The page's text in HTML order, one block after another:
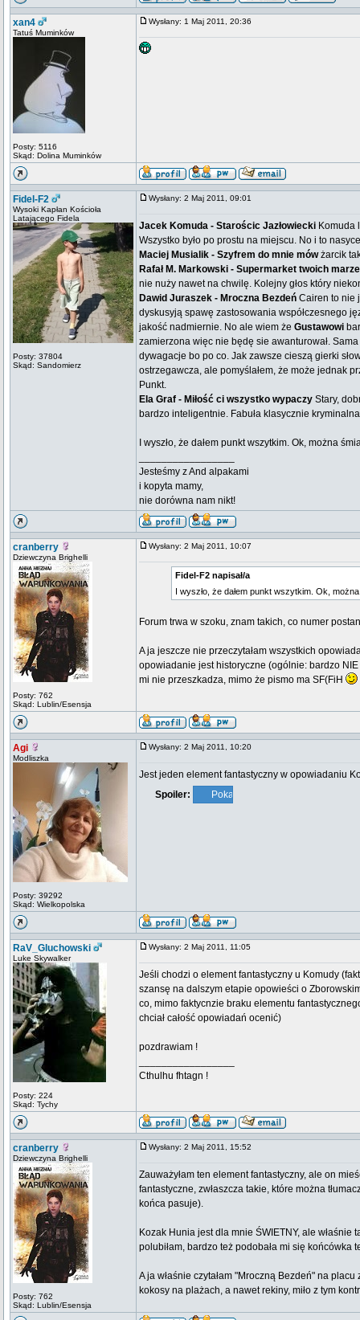
xan4
Tatuś Muminków
Posty: 5116
Skąd: Dolina Muminków
Wysłany: 1 Maj 2011, 20:36
Fidel-F2
Wysoki Kapłan Kościoła
Latającego Fidela
Posty: 37804
Skąd: Sandomierz
Wysłany: 2 Maj 2011, 09:01
Jacek Komuda - Starościc Jazłowiecki Komuda
Wszystko było po prostu na miejscu. No i to
Maciej Musialik - Szyfrem do mnie mówżarcik
Rafał M. Markowski - Supermarket twoich
nie nuży nawet na chwilę. Kolejny głos który
Dawid Juraszek - Mroczna Bezdeń Cairen to nie
dyskusyją spawę zastosowania współczesnego
jakość nadmiernie. No ale wiem że Gustawowi
zamierzona więc nie będę sie awanturował.
dywagacje bo po co. Jak zawsze cieszą gierki
ostrzegawcza, ale pomyślałem, że może jednak
Punkt.
Ela Graf - Miłość ci wszystko wypaczy Stary,
bardzo inteligentnie. Fabuła klasycznie
I wyszło, że dałem punkt wszytkim. Ok, można
Jesteśmy z And alpakami
i kopyta mamy,
nie dorówna nam nikt!
cranberry
Dziewczyna Brighelli
Posty: 762
Skąd: Lublin/Esensja
Wysłany: 2 Maj 2011, 10:07
Fidel-F2 napisał/a
I wyszło, że dałem punkt wszytkim. Ok,
Forum trwa w szoku, znam takich, co numer
A ja jeszcze nie przeczytałam wszystkich
opowiadanie jest historyczne (ogólnie: bardzo
mi nie przeszkadza, mimo że pismo ma SF(FiH
Agi
Modliszka
Posty: 39292
Skąd: Wielkopolska
Wysłany: 2 Maj 2011, 10:20
Jest jeden element fantastyczny w opowiadaniu
Spoiler:
RaV_Gluchowski
Luke Skywalker
Posty: 224
Skąd: Tychy
Wysłany: 2 Maj 2011, 11:05
Jeśli chodzi o element fantastyczny u Komudy
szansę na dalszym etapie opowieści o
co, mimo faktycnzie braku elementu
chciał całość opowiadań ocenić)
pozdrawiam !
Cthulhu fhtagn !
cranberry
Dziewczyna Brighelli
Posty: 762
Skąd: Lublin/Esensja
Wysłany: 2 Maj 2011, 15:52
Zauważyłam ten element fantastyczny, ale on
fantastyczne, zwłaszcza takie, które można
końca pasuje).
Kozak Hunia jest dla mnie ŚWIETNY, ale właśnie
polubiłam, bardzo też podobała mi się końcówka
A ja właśnie czytałam "Mroczną Bezdeń" na
kokosy na plażach, a nawet rekiny, miło z tym